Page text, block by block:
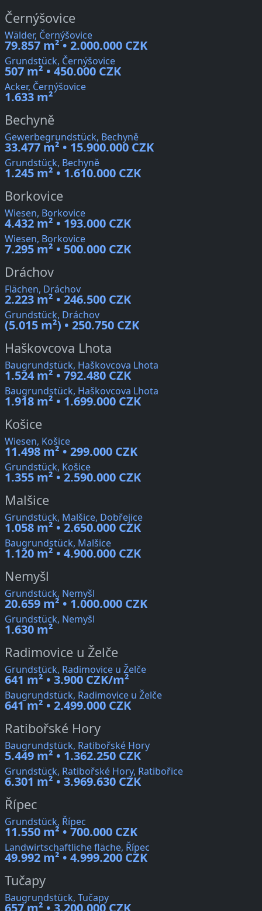
Černýšovice
Wälder, Černýšovice
79.857 m² • 2.000.000 CZK
Grundstück, Černýšovice
507 m² • 450.000 CZK
Acker, Černýšovice
1.633 m²
Bechyně
Gewerbegrundstück, Bechyně
33.477 m² • 15.900.000 CZK
Grundstück, Bechyně
1.245 m² • 1.610.000 CZK
Borkovice
Wiesen, Borkovice
4.432 m² • 193.000 CZK
Wiesen, Borkovice
7.295 m² • 500.000 CZK
Dráchov
Flächen, Dráchov
2.223 m² • 246.500 CZK
Grundstück, Dráchov
(5.015 m²) • 250.750 CZK
Haškovcova Lhota
Baugrundstück, Haškovcova Lhota
1.524 m² • 792.480 CZK
Baugrundstück, Haškovcova Lhota
1.918 m² • 1.699.000 CZK
Košice
Wiesen, Košice
11.498 m² • 299.000 CZK
Grundstück, Košice
1.355 m² • 2.590.000 CZK
Malšice
Grundstück, Malšice, Dobřejice
1.058 m² • 2.650.000 CZK
Baugrundstück, Malšice
1.120 m² • 4.900.000 CZK
Nemyšl
Grundstück, Nemyšl
20.659 m² • 1.000.000 CZK
Grundstück, Nemyšl
1.630 m²
Radimovice u Želče
Grundstück, Radimovice u Želče
641 m² • 3.900 CZK/m²
Baugrundstück, Radimovice u Želče
641 m² • 2.499.000 CZK
Ratibořské Hory
Baugrundstück, Ratibořské Hory
5.449 m² • 1.362.250 CZK
Grundstück, Ratibořské Hory, Ratibořice
6.301 m² • 3.969.630 CZK
Řípec
Grundstück, Řípec
11.550 m² • 700.000 CZK
Landwirtschaftliche fläche, Řípec
49.992 m² • 4.999.200 CZK
Tučapy
Baugrundstück, Tučapy